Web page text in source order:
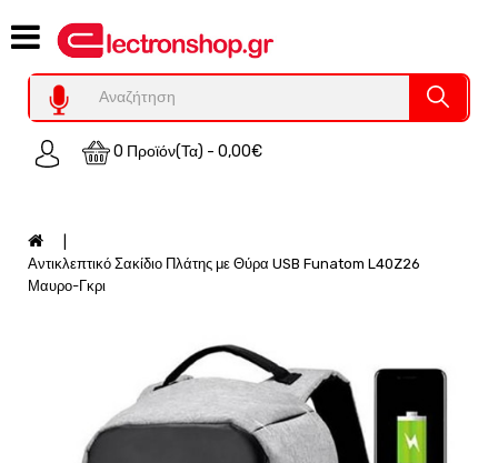
0 Προϊόν(τα) - 0,00€
Category
Υπολογιστες
REFURBISHED
Χειριστήρια
Auto
Τεχνολογία
Αντικλεπτικό Σακίδιο Πλάτης με Θύρα USB Funatom L40Z26
Μαυρο-Γκρι